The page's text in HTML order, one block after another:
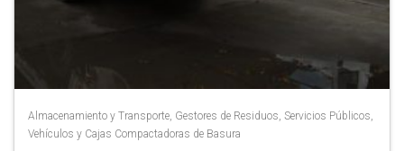
Almacenamiento y Transporte, Gestores de Residuos, Servicios Públicos,
Vehículos y Cajas Compactadoras de Basura